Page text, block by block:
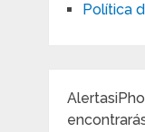
Política